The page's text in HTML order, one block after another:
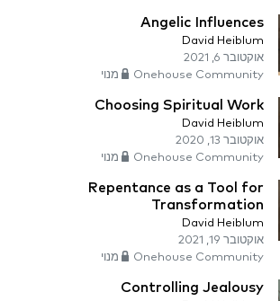
Angelic Influences
David Heiblum
אוקטובר 6, 2021
Onehouse Community מנוי
Choosing Spiritual Work
David Heiblum
אוקטובר 13, 2020
Onehouse Community מנוי
Repentance as a Tool for
Transformation
David Heiblum
אוקטובר 19, 2021
Onehouse Community מנוי
Controlling Jealousy